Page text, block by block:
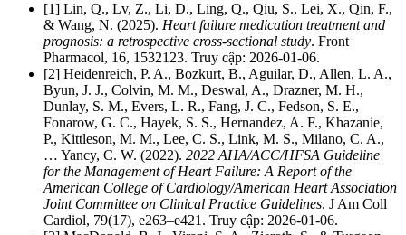
[1] Lin, Q., Lv, Z., Li, D., Ling, Q., Qiu, S., Lei, X., Qin, F.,
& Wang, N. (2025). Heart failure medication treatment and
prognosis: a retrospective cross-sectional study. Front
Pharmacol, 16, 1532123. Truy cập: 2026-01-06.
[2] Heidenreich, P. A., Bozkurt, B., Aguilar, D., Allen, L. A.,
Byun, J. J., Colvin, M. M., Deswal, A., Drazner, M. H.,
Dunlay, S. M., Evers, L. R., Fang, J. C., Fedson, S. E.,
Fonarow, G. C., Hayek, S. S., Hernandez, A. F., Khazanie,
P., Kittleson, M. M., Lee, C. S., Link, M. S., Milano, C. A.,
… Yancy, C. W. (2022). 2022 AHA/ACC/HFSA Guideline
for the Management of Heart Failure: A Report of the
American College of Cardiology/American Heart Association
Joint Committee on Clinical Practice Guidelines. J Am Coll
Cardiol, 79(17), e263–e421. Truy cập: 2026-01-06.